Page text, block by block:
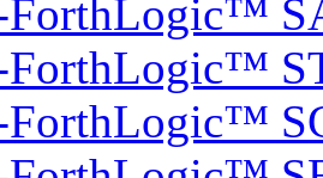
ForthLogic™
ForthLogic™
ForthLogic™